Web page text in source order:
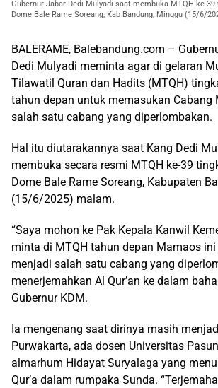
Gubernur Jabar Dedi Mulyadi saat membuka MTQH ke-
Dome Bale Rame Soreang, Kab Bandung, Minggu (15/6/
BALERAME, Balebandung.com –
Dedi Mulyadi meminta agar di gelaran
Tilawatil Quran dan Hadits (MTQH)
tahun depan untuk memasukan Cabang
salah satu cabang yang diperlombakan.
Hal itu diutarakannya saat Kang Dedi
membuka secara resmi MTQH ke-39
Dome Bale Rame Soreang, Kabupaten
(15/6/2025) malam.
“Saya mohon ke Pak Kepala Kanwil
minta di MTQH tahun depan Mamaos
menjadi salah satu cabang yang
menerjemahkan Al Qur’an ke dalam
Gubernur KDM.
Ia mengenang saat dirinya masih
Purwakarta, ada dosen Universitas
almarhum Hidayat Suryalaga yang
Qur’a dalam rumpaka Sunda.